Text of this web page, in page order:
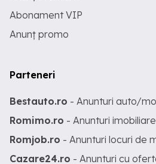
Abonament VIP
Anunț promo
Parteneri
Bestauto.ro - Anunturi auto/
Romimo.ro - Anunturi imobiliare
Romjob.ro - Anunturi locuri de
Cazare24.ro - Anunturi cu